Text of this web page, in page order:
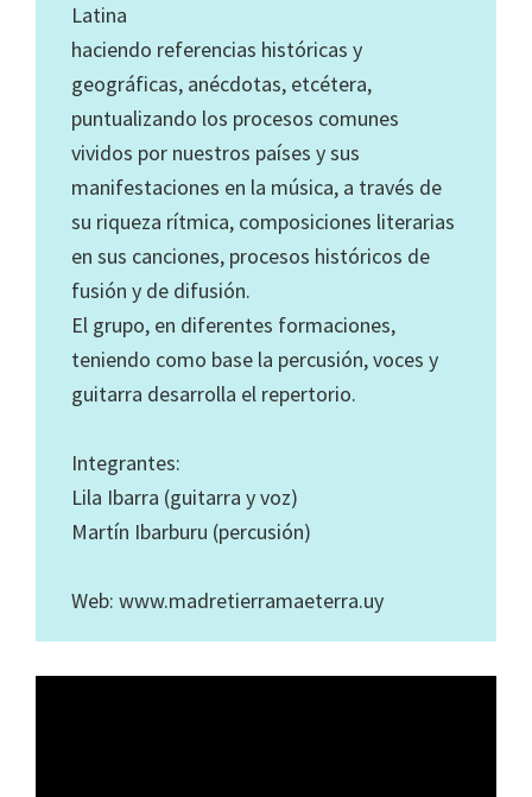
Latina
haciendo referencias históricas y
geográficas, anécdotas, etcétera,
puntualizando los procesos comunes
vividos por nuestros países y sus
manifestaciones en la música, a través de
su riqueza rítmica, composiciones literarias
en sus canciones, procesos históricos de
fusión y de difusión.
El grupo, en diferentes formaciones,
teniendo como base la percusión, voces y
guitarra desarrolla el repertorio.
Integrantes:
Lila Ibarra (guitarra y voz)
Martín Ibarburu (percusión)
Web: www.madretierramaeterra.uy